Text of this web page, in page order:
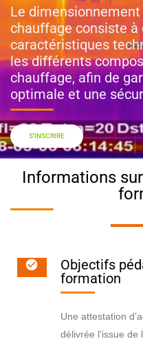
Le
chauffage consiste
caractéristiques
les différents
chauffage, afin de
optimale et une
S'INSCRIRE
Informations
Objectifs
formation
Une attestation
délivrée l’issue de